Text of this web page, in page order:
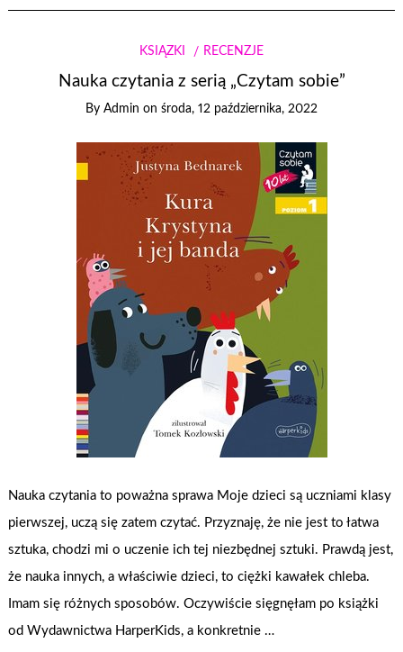
KSIĄŻKI RECENZJE
Nauka czytania z serią „Czytam sobie”
By Admin on środa, 12 października, 2022
Nauka czytania to poważna sprawa Moje dzieci są uczniami klasy
pierwszej, uczą się zatem czytać. Przyznaję, że nie jest to łatwa
sztuka, chodzi mi o uczenie ich tej niezbędnej sztuki. Prawdą jest,
że nauka innych, a właściwie dzieci, to ciężki kawałek chleba.
Imam się różnych sposobów. Oczywiście sięgnęłam po książki
od Wydawnictwa HarperKids, a konkretnie …